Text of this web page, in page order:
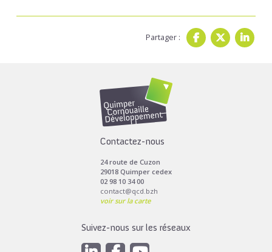
Partager :
Contactez-nous
24 route de Cuzon
29018 Quimper cedex
02 98 10 34 00
contact@qcd.bzh
voir sur la carte
Suivez-nous sur les réseaux